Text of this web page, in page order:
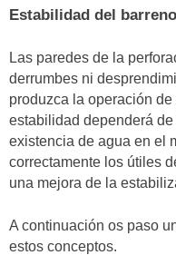
Estabilidad del barreno
Las paredes de la
derrumbes ni
produzca la operación
estabilidad dependerá
existencia de agua en el
correctamente los útiles
una mejora de la
A continuación os paso
estos conceptos.